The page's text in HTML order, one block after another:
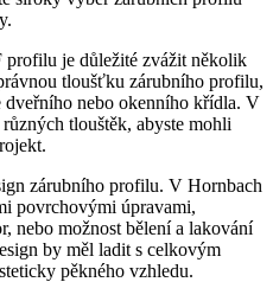
profilu je důležité zvážit několik
tloušťku zárubního profilu,
dveřního nebo okenního křídla. V
tlouštěk, abyste mohli
zárubního profilu. V Hornbach
povrchovými úpravami,
nebo možnost bělení a lakování
by měl ladit s celkovým
pěkného vzhledu.